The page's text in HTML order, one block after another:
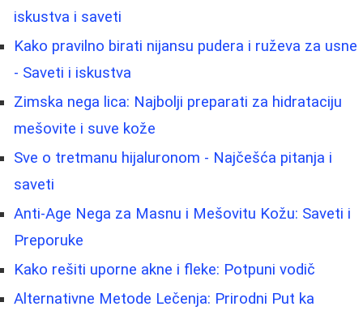
iskustva i saveti
Kako pravilno birati nijansu pudera i ruževa za usne
- Saveti i iskustva
Zimska nega lica: Najbolji preparati za hidrataciju
mešovite i suve kože
Sve o tretmanu hijaluronom - Najčešća pitanja i
saveti
Anti-Age Nega za Masnu i Mešovitu Kožu: Saveti i
Preporuke
Kako rešiti uporne akne i fleke: Potpuni vodič
Alternativne Metode Lečenja: Prirodni Put ka